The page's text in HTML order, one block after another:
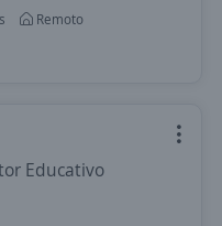
Remoto
Educativo